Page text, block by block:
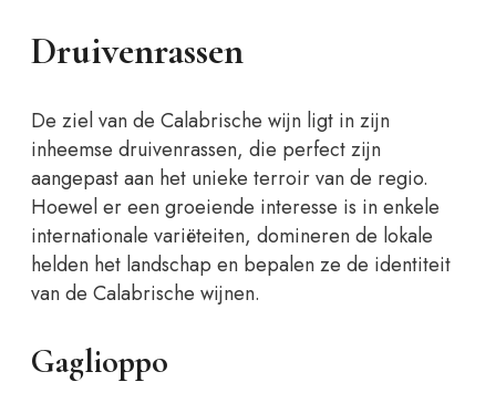
Druivenrassen
De ziel van de Calabrische wijn ligt in zijn
inheemse druivenrassen, die perfect zijn
aangepast aan het unieke terroir van de regio.
Hoewel er een groeiende interesse is in enkele
internationale variëteiten, domineren de lokale
helden het landschap en bepalen ze de identiteit
van de Calabrische wijnen.
Gaglioppo